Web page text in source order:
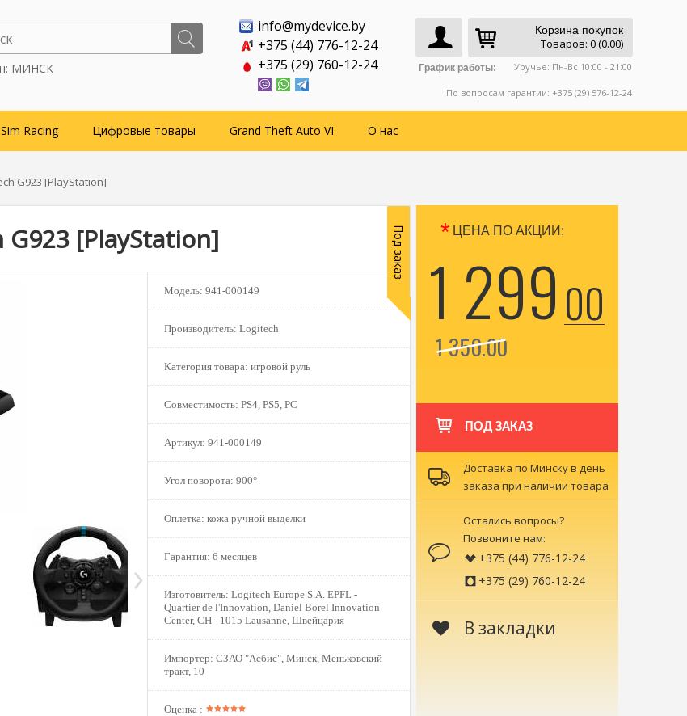
МИНСК
Корзина покупок
Товаров: 0 (0.00)
График работы: Уручье: Пн-Вс 10:00 - 21:00
По вопросам гарантии: +375 (29) 576-12-24
info@mydevice.by
+375 (44) 776-12-24
+375 (29) 760-12-24
Sim Racing Цифровые товары Grand Theft Auto VI О нас
G923 [PlayStation]
[PlayStation]
Модель: 941-000149
Производитель: Logitech
Категория товара: игровой руль
Совместимость: PS4, PS5, PC
Артикул: 941-000149
Угол поворота: 900°
Оплетка: кожа ручной выделки
Гарантия: 6 месяцев
Изготовитель: Logitech Europe S.A. EPFL -
Quartier de l'Innovation, Daniel Borel Innovation
Center, CH - 1015 Lausanne, Швейцария
Импортер: СЗАО "Асбис", Минск, Меньковский
тракт, 10
Оценка :
Под заказ * ЦЕНА ПО АКЦИИ:
1 29900
1 35000
ПОД ЗАКАЗ
Доставка по Минску в день
заказа при наличии товара
Остались вопросы?
Позвоните нам:
+375 (44) 776-12-24
+375 (29) 760-12-24
В закладки